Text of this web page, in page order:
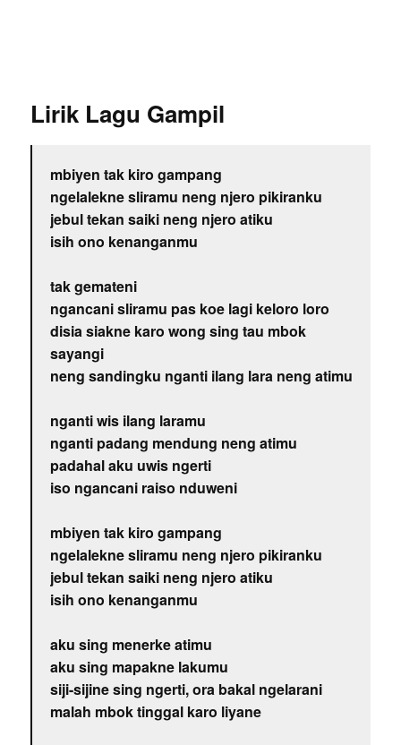
Lirik Lagu Gampil
mbiyen tak kiro gampang
ngelalekne sliramu neng njero pikiranku
jebul tekan saiki neng njero atiku
isih ono kenanganmu
tak gemateni
ngancani sliramu pas koe lagi keloro loro
disia siakne karo wong sing tau mbok
sayangi
neng sandingku nganti ilang lara neng atimu
nganti wis ilang laramu
nganti padang mendung neng atimu
padahal aku uwis ngerti
iso ngancani raiso nduweni
mbiyen tak kiro gampang
ngelalekne sliramu neng njero pikiranku
jebul tekan saiki neng njero atiku
isih ono kenanganmu
aku sing menerke atimu
aku sing mapakne lakumu
siji-sijine sing ngerti, ora bakal ngelarani
malah mbok tinggal karo liyane